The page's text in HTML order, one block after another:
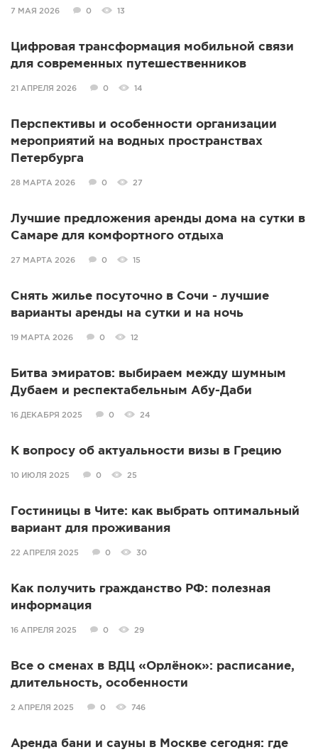
7 МАЯ 2026 0 13
Цифровая трансформация мобильной связи
для современных путешественников
21 АПРЕЛЯ 2026 0 14
Перспективы и особенности организации
мероприятий на водных пространствах
Петербурга
28 МАРТА 2026 0 27
Лучшие предложения аренды дома на сутки в
Самаре для комфортного отдыха
27 МАРТА 2026 0 15
Снять жилье посуточно в Сочи - лучшие
варианты аренды на сутки и на ночь
19 МАРТА 2026 0 12
Битва эмиратов: выбираем между шумным
Дубаем и респектабельным Абу-Даби
16 ДЕКАБРЯ 2025 0 24
К вопросу об актуальности визы в Грецию
10 ИЮЛЯ 2025 0 25
Гостиницы в Чите: как выбрать оптимальный
вариант для проживания
22 АПРЕЛЯ 2025 0 30
Как получить гражданство РФ: полезная
информация
16 АПРЕЛЯ 2025 0 29
Все о сменах в ВДЦ «Орлёнок»: расписание,
длительность, особенности
2 АПРЕЛЯ 2025 0 746
Аренда бани и сауны в Москве сегодня: где